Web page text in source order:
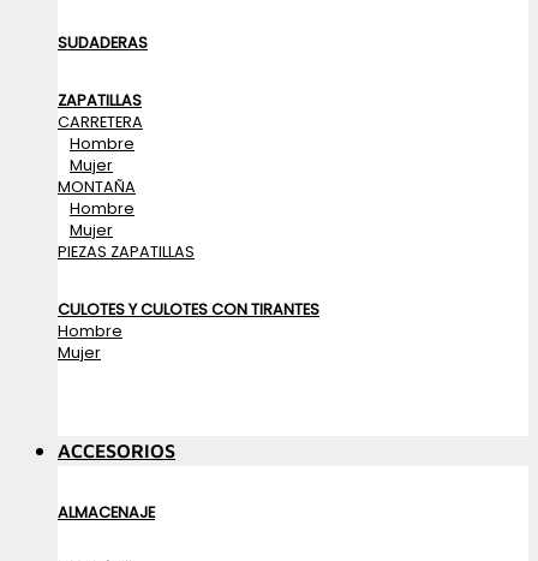
SUDADERAS
ZAPATILLAS
CARRETERA
Hombre
Mujer
MONTAÑA
Hombre
Mujer
PIEZAS ZAPATILLAS
CULOTES Y CULOTES CON TIRANTES
Hombre
Mujer
ACCESORIOS
ALMACENAJE